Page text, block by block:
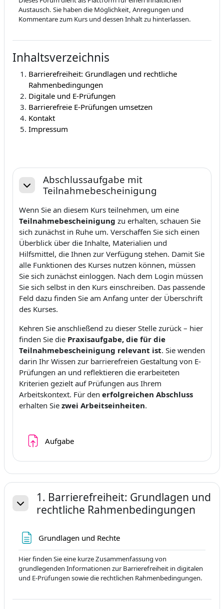
Austausch. Sie haben die Möglichkeit, Anregungen und
Kommentare zum Kurs und dessen Inhalt zu hinterlassen.
Inhaltsverzeichnis
Barrierefreiheit: Grundlagen und rechtliche
Rahmenbedingungen
Digitale und E-Prüfungen
Barrierefreie E-Prüfungen umsetzen
Kontakt
Impressum
Replier
Abschlussaufgabe mit
Teilnahmebescheinigung
Wenn Sie an diesem Kurs teilnehmen, um eine
Teilnahmebescheinigung zu erhalten, schauen Sie
sich zunächst in Ruhe um. Verschaffen Sie sich einen
Überblick über die Inhalte, Materialien und
Hilfsmittel, die Ihnen zur Verfügung stehen. Damit Sie
alle Funktionen des Kurses nutzen können, müssen
Sie sich zunächst einloggen. Nach dem Login müssen
Sie sich selbst in den Kurs einschreiben. Das passende
Feld dazu finden Sie am Anfang unter der Überschrift
des Kurses.
Kehren Sie anschließend zu dieser Stelle zurück – hier
finden Sie die Praxisaufgabe, die für die
Teilnahmebescheinigung relevant ist. Sie wenden
darin Ihr Wissen zur barrierefreien Gestaltung von E-
Prüfungen an und reflektieren die erarbeiteten
Kriterien gezielt auf Prüfungen aus Ihrem
Arbeitskontext. Für den erfolgreichen Abschluss
erhalten Sie zwei Arbeitseinheiten.
AufgabeDevoir
Replier
1. Barrierefreiheit: Grundlagen und
rechtliche Rahmenbedingungen
Grundlagen und RechtePage
Hier finden Sie eine kurze Zusammenfassung von
grundlegenden Informationen zur Barrierefreiheit in digitalen
und E-Prüfungen sowie die rechtlichen Rahmenbedingungen.